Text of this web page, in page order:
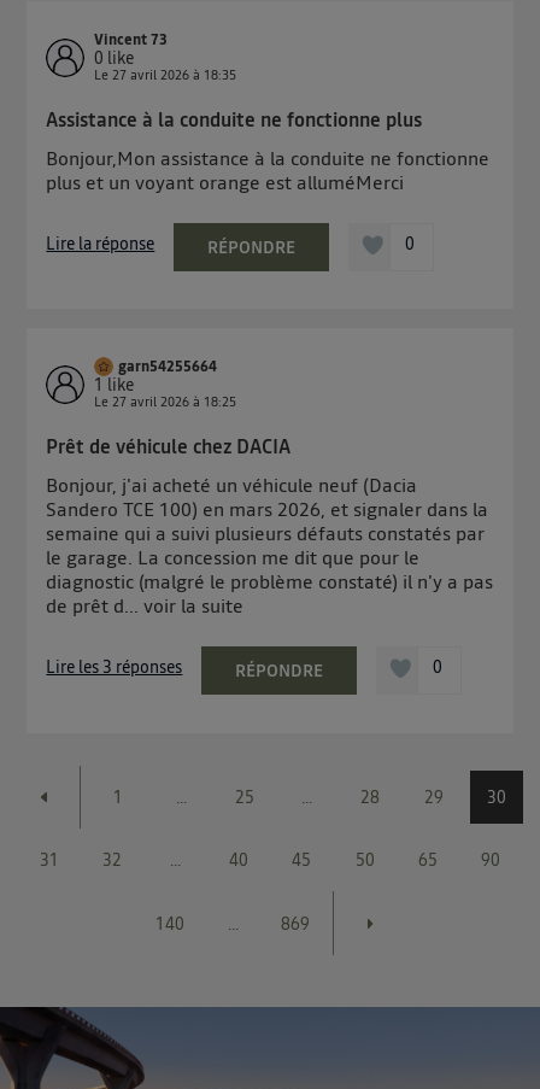
Vincent 73
0 like
Le27 avril 2026 à 18:35
Assistance à la conduite ne fonctionne plus
Bonjour,Mon assistance à la conduite ne fonctionne
plus et un voyant orange est alluméMerci
Lire la réponse RÉPONDRE 0
garn54255664
1 like
Le27 avril 2026 à 18:25
Prêt de véhicule chez DACIA
Bonjour, j'ai acheté un véhicule neuf (Dacia
Sandero TCE 100) en mars 2026, et signaler dans la
semaine qui a suivi plusieurs défauts constatés par
le garage. La concession me dit que pour le
diagnostic (malgré le problème constaté) il n'y a pas
de prêt d...voir la suite
Lire les 3 réponses RÉPONDRE 0
1 ... 25 ... 28 29 30
31 32 ... 40 45 50 65 90
140 ... 869